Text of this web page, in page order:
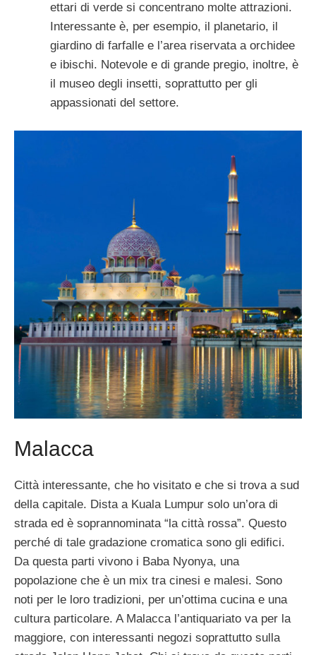
ettari di verde si concentrano molte attrazioni.
Interessante è, per esempio, il planetario, il
giardino di farfalle e l’area riservata a orchidee
e ibischi. Notevole e di grande pregio, inoltre, è
il museo degli insetti, soprattutto per gli
appassionati del settore.
Malacca
Città interessante, che ho visitato e che si trova a sud
della capitale. Dista a Kuala Lumpur solo un’ora di
strada ed è soprannominata “la città rossa”. Questo
perché di tale gradazione cromatica sono gli edifici.
Da questa parti vivono i Baba Nyonya, una
popolazione che è un mix tra cinesi e malesi. Sono
noti per le loro tradizioni, per un’ottima cucina e una
cultura particolare. A Malacca l’antiquariato va per la
maggiore, con interessanti negozi soprattutto sulla